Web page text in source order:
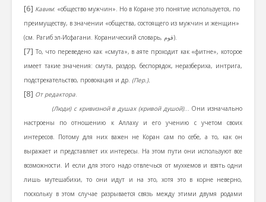
[6] Кавим: «общество мужчин». Но в Коране это понятие используется, по
преимуществу, в значении «общества, состоящего из мужчин и женщин»
(см. Рагиб эл-Исфагани. Коранический словарь, قوم).
[7] То, что переведено как «смута», в аяте проходит как «фитне», которое
имеет такие значения: смута, раздор, беспорядок, неразбериха, интрига,
подстрекательство, провокация и др. (Пер.).
[8] От редактора.
(Люди) с кривизной в душах (кривой душой)… Они изначально
настроены по отношению к Аллаху и его учению с учетом своих
интересов. Потому для них важен не Коран сам по себе, а то, как он
выражает и представляет их интересы. На этом пути они используют все
возможности. И если для этого надо отвлечься от мухкемов и взять одни
лишь мутешабихи, то они идут и на это, хотя это в корне неверно,
поскольку в этом случае разрывается связь между этими двумя родами